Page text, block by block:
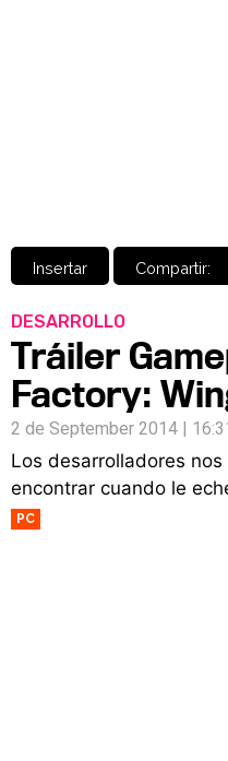
Insertar Compartir:
DESARROLLO
Tráiler
Factory:
2 de September 2014 |
Los desarrolladores
encontrar cuando le
PC